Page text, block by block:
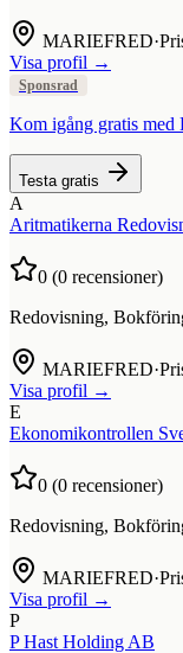
MARIEFRED·
Visa profil →
Sponsrad
Kom igång gratis
Testa gratis
A
Aritmatikerna
0 (0 recensioner)
Redovisning,
MARIEFRED·
Visa profil →
E
Ekonomikontrollen
0 (0 recensioner)
Redovisning,
MARIEFRED·
Visa profil →
P
P Hast Holding AB